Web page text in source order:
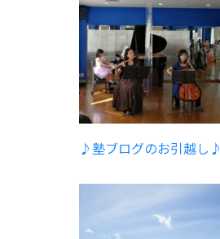
♪塾ブログのお引越し♪